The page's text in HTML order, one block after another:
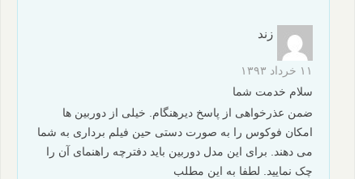
زند
۱۱ خرداد ۱۳۹۳
سلام خدمت شما
ضمن عذرخواهی از پاسخ دیرهنگام. خیلی از دوربین ها
امکان فوکوس را به صورت دستی حین فیلم برداری به شما
می دهند. برای این مدل دوربین باید دفترچه راهنمای آن را
چک نمایید. لطفا به این مطلب